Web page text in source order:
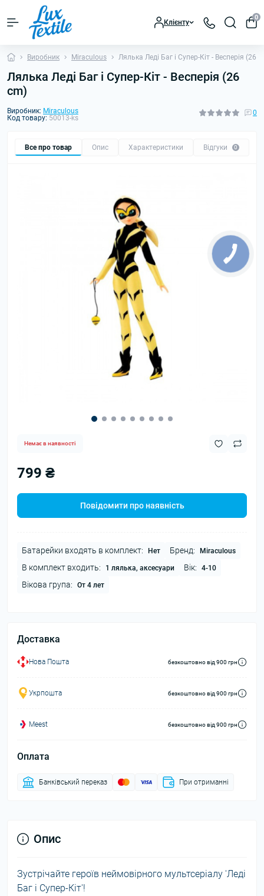
Клієнту
0
Виробник Miraculous Лялька Леді Баг і Супер-Кіт - Весперія (26
Лялька Леді Баг і Супер-Кіт - Весперія (26
сm)
Виробник: Miraculous
Код товару: 50013-ks
0
Все про товар Опис Характеристики Відгуки 0
Немає в наявності
799 ₴
Повідомити про наявність
Батарейки входять в комплект: Нет Бренд: Miraculous
В комплект входить: 1 лялька, аксесуари Вік: 4-10
Вікова група: От 4 лет
Доставка
Нова Пошта безкоштовно від 900 грн
Укрпошта безкоштовно від 900 грн
Meest безкоштовно від 900 грн
Оплата
Банківський переказ При отриманні
Опис
Зустрічайте героїв неймовірного мультсеріалу 'Леді
Баг і Супер-Кіт'!